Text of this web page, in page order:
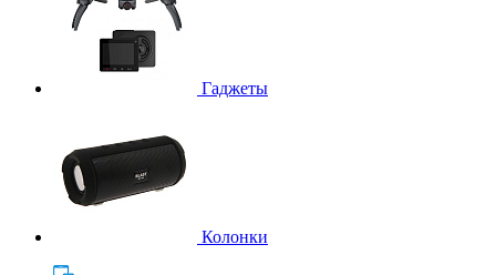
Гаджеты
Колонки